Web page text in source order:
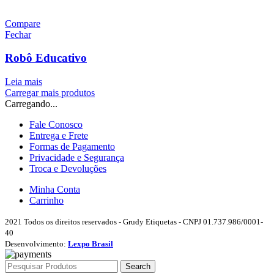
Compare
Fechar
Robô Educativo
Leia mais
Carregar mais produtos
Carregando...
Fale Conosco
Entrega e Frete
Formas de Pagamento
Privacidade e Segurança
Troca e Devoluções
Minha Conta
Carrinho
2021 Todos os direitos reservados - Grudy Etiquetas - CNPJ 01.737.986/0001-
40
Desenvolvimento: Lexpo Brasil
Search